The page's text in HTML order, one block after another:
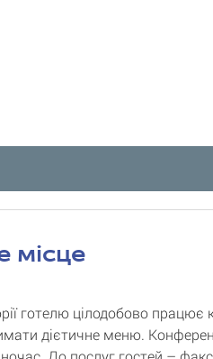
місце
готелю цілодобово
дієтичне меню.